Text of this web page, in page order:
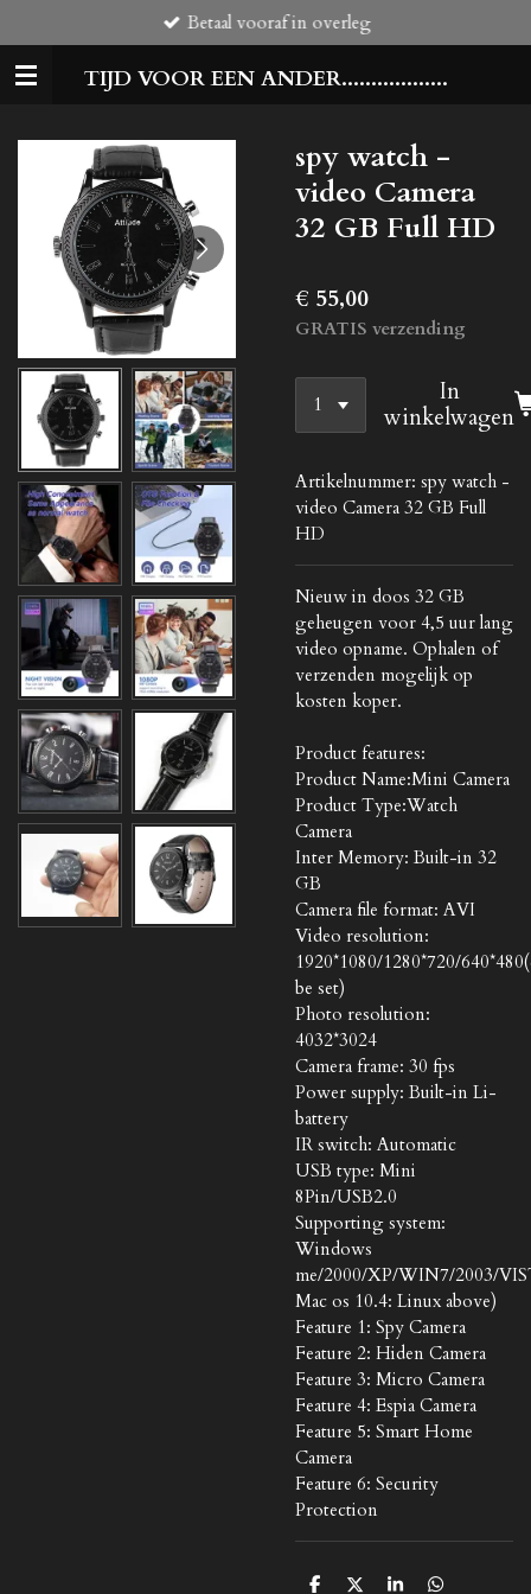
direct
naar
TIJD VOOR EEN ANDER..................
Betaal vooraf in overleg
spy watch -
video Camera
32 GB Full HD
€ 55,00
GRATIS verzending
In
winkelwagen
Artikelnummer: spy watch -
video Camera 32 GB Full
HD
Nieuw in doos 32 GB
geheugen voor 4,5 uur lang
video opname. Ophalen of
verzenden mogelijk op
kosten koper.
Product features:
Product Name:Mini Camera
Product Type:Watch
Camera
Inter Memory: Built-in 32
GB
Camera file format: AVI
Video resolution:
1920*1080/1280*720/
be set)
Photo resolution:
4032*3024
Camera frame: 30 fps
Power supply: Built-in Li-
battery
IR switch: Automatic
USB type: Mini
8Pin/USB2.0
Supporting system:
Windows
me/2000/XP/WIN7/2003/
Mac os 10.4: Linux above)
Feature 1: Spy Camera
Feature 2: Hiden Camera
Feature 3: Micro Camera
Feature 4: Espia Camera
Feature 5: Smart Home
Camera
Feature 6: Security
Protection